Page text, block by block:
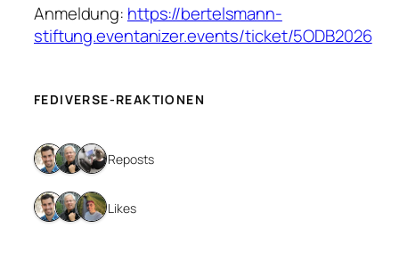
Anmeldung: https://bertelsmann-
stiftung.eventanizer.events/ticket/5ODB2026
FEDIVERSE-REAKTIONEN
3 Reposts
3 Likes